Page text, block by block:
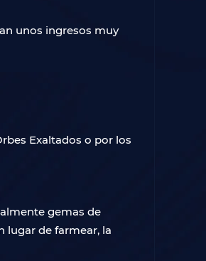
unos ingresos muy
Exaltados o por los
gemas de
lugar de farmear, la